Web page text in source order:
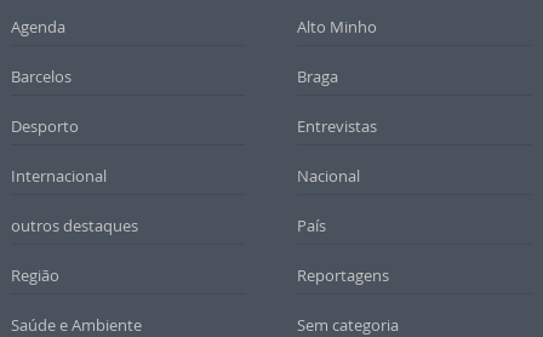
Agenda Alto Minho
Barcelos Braga
Desporto Entrevistas
Internacional Nacional
outros destaques País
Região Reportagens
Saúde e Ambiente Sem categoria